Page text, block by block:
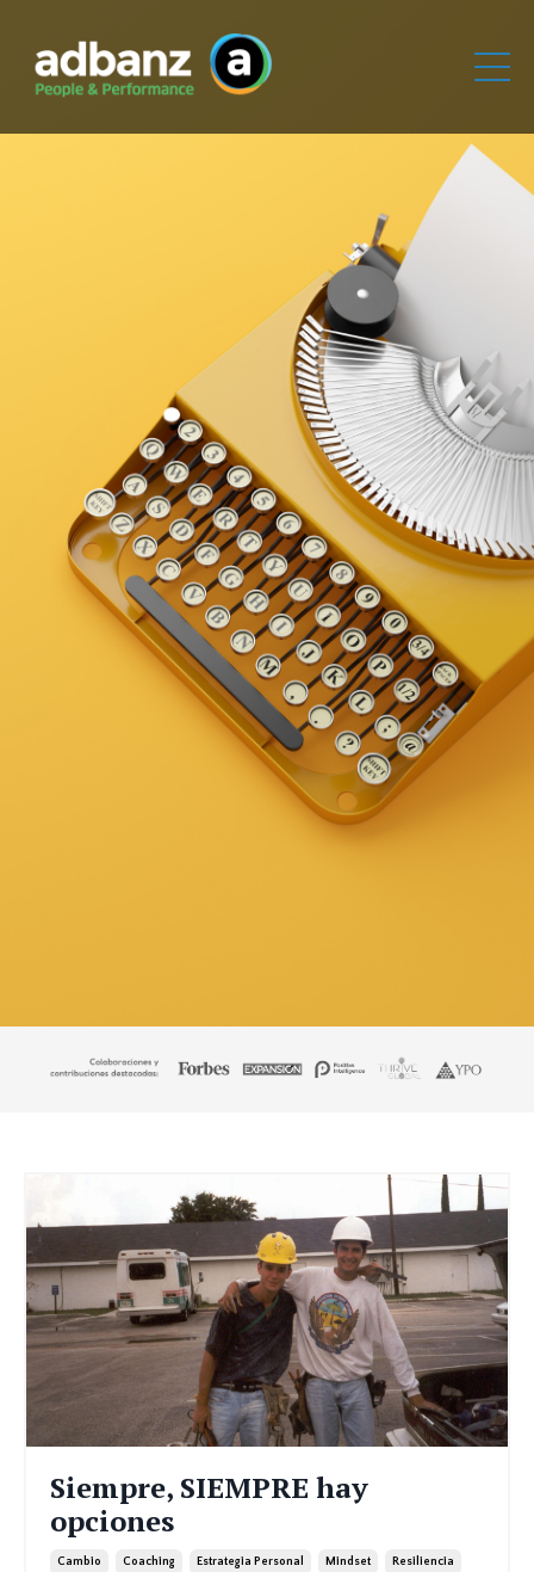
Siempre, SIEMPRE hay
opciones
Cambio Coaching Estrategia Personal Mindset Resiliencia